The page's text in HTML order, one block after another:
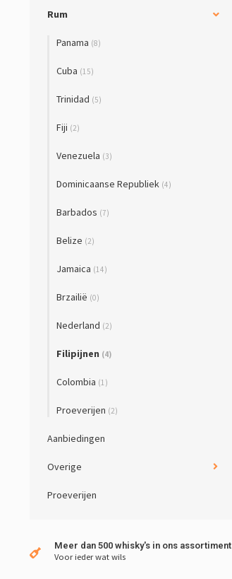
Rum
Panama (8)
Cuba (15)
Trinidad (5)
Fiji (2)
Venezuela (3)
Dominicaanse Republiek (4)
Barbados (7)
Belize (2)
Jamaica (14)
Brzailië (0)
Nederland (2)
Filipijnen (4)
Colombia (1)
Proeverijen (2)
Aanbiedingen
Overige
Proeverijen
Meer dan 500 whisky's in ons assortiment
Voor ieder wat wils